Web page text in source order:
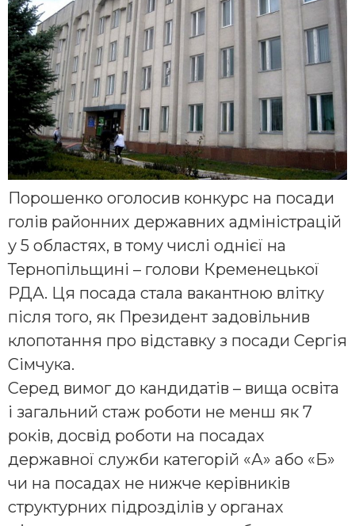
Порошенко оголосив конкурс на посади
голів районних державних адміністрацій
у 5 областях, в тому числі однієї на
Тернопільщині – голови Кременецької
РДА. Ця посада стала вакантною влітку
після того, як Президент задовільнив
клопотання про відставку з посади Сергія
Сімчука.
Серед вимог до кандидатів – вища освіта
і загальний стаж роботи не менш як 7
років, досвід роботи на посадах
державної служби категорій «А» або «Б»
чи на посадах не нижче керівників
структурних підрозділів у органах